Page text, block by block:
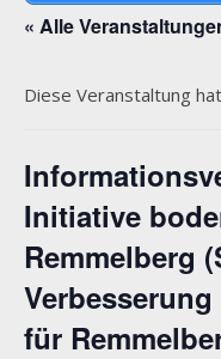
« Alle
Diese Veranstaltung
Initiative
Remmelberg
für